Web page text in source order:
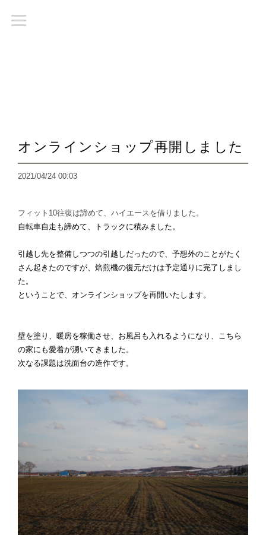
オンラインショップ再開しました
2021/04/24 00:03
フィット10往復は諦めて、ハイエースを借りました。
自転車自走も諦めて、トラックに積みました。
引越し先を整備しつつの引越しだったので、予想外のことがたく
さん起きたのですが、焙煎機の復元だけは予定通りに完了しまし
た。
ということで、オンラインショップを再開いたします。
壁を塗り、暖房を稼働させ、お風呂も入れるようになり、こちら
の家にも愛着が湧いてきました。
次なる課題は洗面台の造作です。